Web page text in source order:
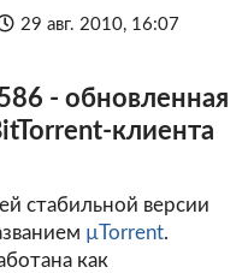
29 авг. 2010, 16:07
- обновленная
клиента
стабильной версии
µTorrent.
как